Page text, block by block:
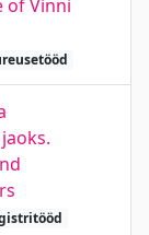
of Vinni